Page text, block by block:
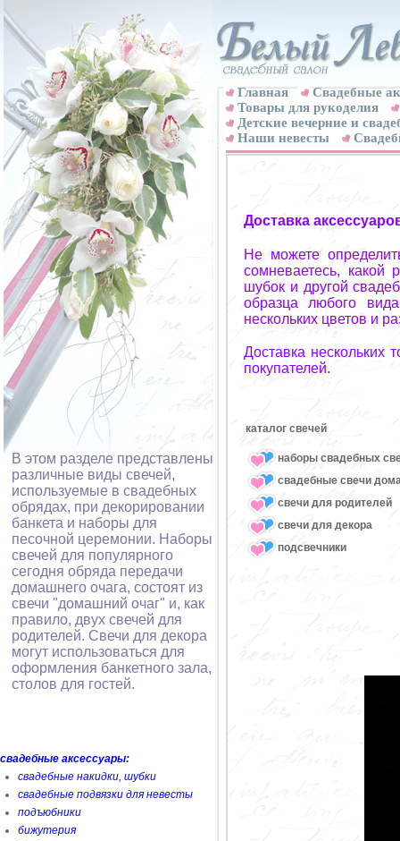
В этом разделе представлены
различные виды свечей,
используемые в свадебных
обрядах, при декорировании
банкета и наборы для
песочной церемонии. Наборы
свечей для популярного
сегодня обряда передачи
домашнего очага, состоят из
свечи "домашний очаг" и, как
правило, двух свечей для
родителей. Свечи для декора
могут использоваться для
оформления банкетного зала,
столов для гостей.
свадебные аксессуары:
свадебные накидки, шубки
свадебные подвязки для невесты
подъюбники
бижутерия
Главная
Свадебные
Товары для рукоделия
Детские вечерние и
Наши невесты
Доставка
Не можете
сомневаетесь, какой
шубок и другой
образца любого
нескольких цветов и
Доставка нескольких
покупателей.
каталог свечей
наборы свадебных
свадебные свечи
свечи для родителей
свечи для декора
подсвечники